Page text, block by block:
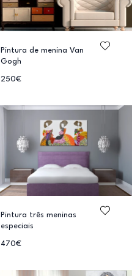
Pintura de menina Van
Gogh
250€
Pintura três meninas
especiais
470€